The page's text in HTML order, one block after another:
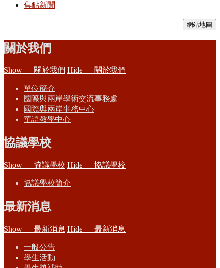
焦點新聞
網站地圖
關於我們
Show — 關於我們 Hide — 關於我們
單位簡介
國際與兩岸學術交流事務處
國際與兩岸事務中心
華語教學中心
協議學校
Show — 協議學校 Hide — 協議學校
協議學校簡介
最新消息
Show — 最新消息 Hide — 最新消息
一般公告
學生活動